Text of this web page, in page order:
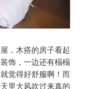
，木搭的房子看起
饰，一边还有榻榻
觉得好舒服啊！而
里大风吹过来真的